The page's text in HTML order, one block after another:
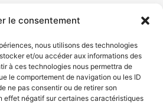
le consentement
nous utilisons des technologies
et/ou accéder aux informations des
à ces technologies nous permettra de
le comportement de navigation ou les ID
ne pas consentir ou de retirer son
effet négatif sur certaines caractéristiques